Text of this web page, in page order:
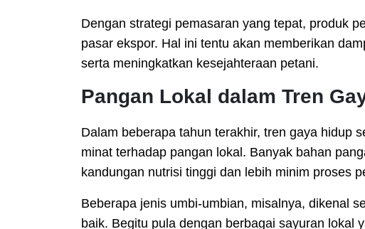
Dengan strategi pemasaran yang tepat, produk
pasar ekspor. Hal ini tentu akan memberikan
serta meningkatkan kesejahteraan petani.
Pangan Lokal dalam Tren
Dalam beberapa tahun terakhir, tren gaya hidup
minat terhadap pangan lokal. Banyak bahan
kandungan nutrisi tinggi dan lebih minim proses
Beberapa jenis umbi-umbian, misalnya, dikenal
baik. Begitu pula dengan berbagai sayuran lokal